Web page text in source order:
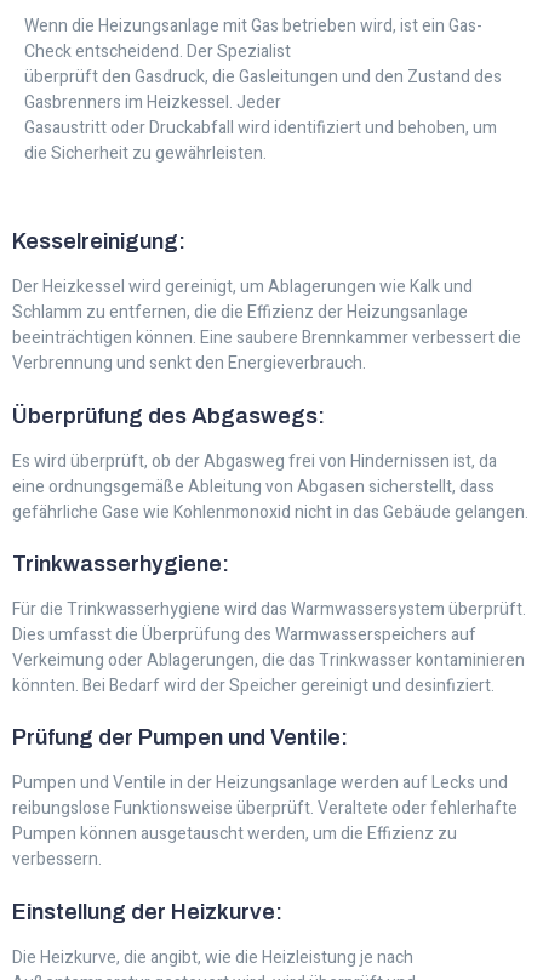
Wenn die Heizungsanlage mit Gas betrieben wird, ist ein Gas-
Check entscheidend. Der Spezialist
überprüft den Gasdruck, die Gasleitungen und den Zustand des
Gasbrenners im Heizkessel. Jeder
Gasaustritt oder Druckabfall wird identifiziert und behoben, um
die Sicherheit zu gewährleisten.
Kesselreinigung:
Der Heizkessel wird gereinigt, um Ablagerungen wie Kalk und
Schlamm zu entfernen, die die Effizienz der Heizungsanlage
beeinträchtigen können. Eine saubere Brennkammer verbessert die
Verbrennung und senkt den Energieverbrauch.
Überprüfung des Abgaswegs:
Es wird überprüft, ob der Abgasweg frei von Hindernissen ist, da
eine ordnungsgemäße Ableitung von Abgasen sicherstellt, dass
gefährliche Gase wie Kohlenmonoxid nicht in das Gebäude gelangen.
Trinkwasserhygiene:
Für die Trinkwasserhygiene wird das Warmwassersystem überprüft.
Dies umfasst die Überprüfung des Warmwasserspeichers auf
Verkeimung oder Ablagerungen, die das Trinkwasser kontaminieren
könnten. Bei Bedarf wird der Speicher gereinigt und desinfiziert.
Prüfung der Pumpen und Ventile:
Pumpen und Ventile in der Heizungsanlage werden auf Lecks und
reibungslose Funktionsweise überprüft. Veraltete oder fehlerhafte
Pumpen können ausgetauscht werden, um die Effizienz zu
verbessern.
Einstellung der Heizkurve:
Die Heizkurve, die angibt, wie die Heizleistung je nach